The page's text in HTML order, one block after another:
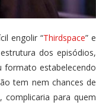
engolir “Thirdspace” e
dos episódios,
formato estabelecendo
tem nem chances de
complicaria para quem